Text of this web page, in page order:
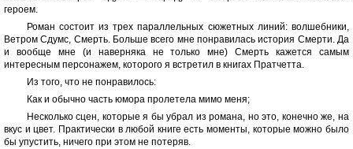
героем.
Роман состоит из трех параллельных сюжетных линий: волшебники,
Ветром Сдумс, Смерть. Больше всего мне понравилась история Смерти. Да
и вообще мне (и наверняка не только мне) Смерть кажется самым
интересным персонажем, которого я встретил в книгах Пратчетта.
Из того, что не понравилось:
Как и обычно часть юмора пролетела мимо меня;
Несколько сцен, которые я бы убрал из романа, но это, конечно же, на
вкус и цвет. Практически в любой книге есть моменты, которые можно было
бы упустить, ничего при этом не потеряв.